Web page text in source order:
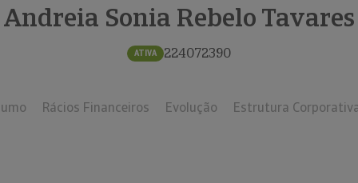
e Monitorização de
| Estudos e
Andreia Sonia Rebelo Tavares
ATIVA 224072390
Rácios Financeiros Evolução Estrutura Corporativa